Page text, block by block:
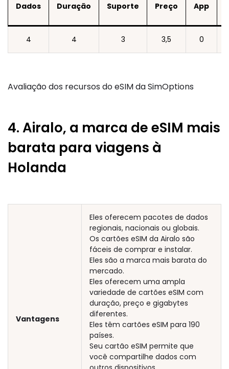
Dados Duração Suporte Preço App
4 4 3 3,5 0
Avaliação dos recursos do eSIM da SimOptions
4. Airalo, a marca de eSIM mais
barata para viagens à
Holanda
Vantagens
Eles oferecem pacotes de dados
regionais, nacionais ou globais.
Os cartões eSIM da Airalo são
fáceis de comprar e instalar.
Eles são a marca mais barata do
mercado.
Eles oferecem uma ampla
variedade de cartões eSIM com
duração, preço e gigabytes
diferentes.
Eles têm cartões eSIM para 190
países.
Seu cartão eSIM permite que
você compartilhe dados com